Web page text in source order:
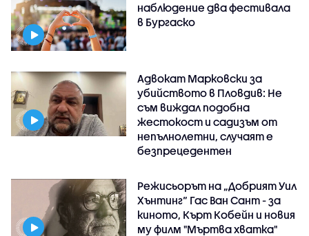
наблюдение два фестивала
в Бургаско
Адвокат Марковски за
убийството в Пловдив: Не
съм виждал подобна
жестокост и садизъм от
непълнолетни, случаят е
безпрецедентен
Режисьорът на „Добрият Уил
Хънтинг“ Гас Ван Сант - за
киното, Кърт Кобейн и новия
му филм "Мъртва хватка"